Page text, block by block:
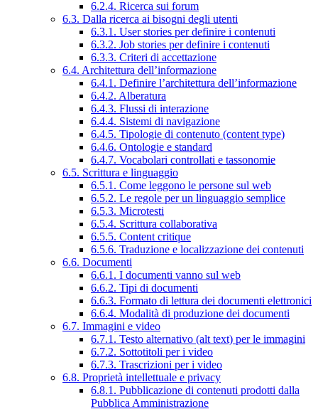
6.2.4. Ricerca sui forum
6.3. Dalla ricerca ai bisogni degli utenti
6.3.1. User stories per definire i contenuti
6.3.2. Job stories per definire i contenuti
6.3.3. Criteri di accettazione
6.4. Architettura dell’informazione
6.4.1. Definire l’architettura dell’informazione
6.4.2. Alberatura
6.4.3. Flussi di interazione
6.4.4. Sistemi di navigazione
6.4.5. Tipologie di contenuto (content type)
6.4.6. Ontologie e standard
6.4.7. Vocabolari controllati e tassonomie
6.5. Scrittura e linguaggio
6.5.1. Come leggono le persone sul web
6.5.2. Le regole per un linguaggio semplice
6.5.3. Microtesti
6.5.4. Scrittura collaborativa
6.5.5. Content critique
6.5.6. Traduzione e localizzazione dei contenuti
6.6. Documenti
6.6.1. I documenti vanno sul web
6.6.2. Tipi di documenti
6.6.3. Formato di lettura dei documenti elettronici
6.6.4. Modalità di produzione dei documenti
6.7. Immagini e video
6.7.1. Testo alternativo (alt text) per le immagini
6.7.2. Sottotitoli per i video
6.7.3. Trascrizioni per i video
6.8. Proprietà intellettuale e privacy
6.8.1. Pubblicazione di contenuti prodotti dalla
Pubblica Amministrazione